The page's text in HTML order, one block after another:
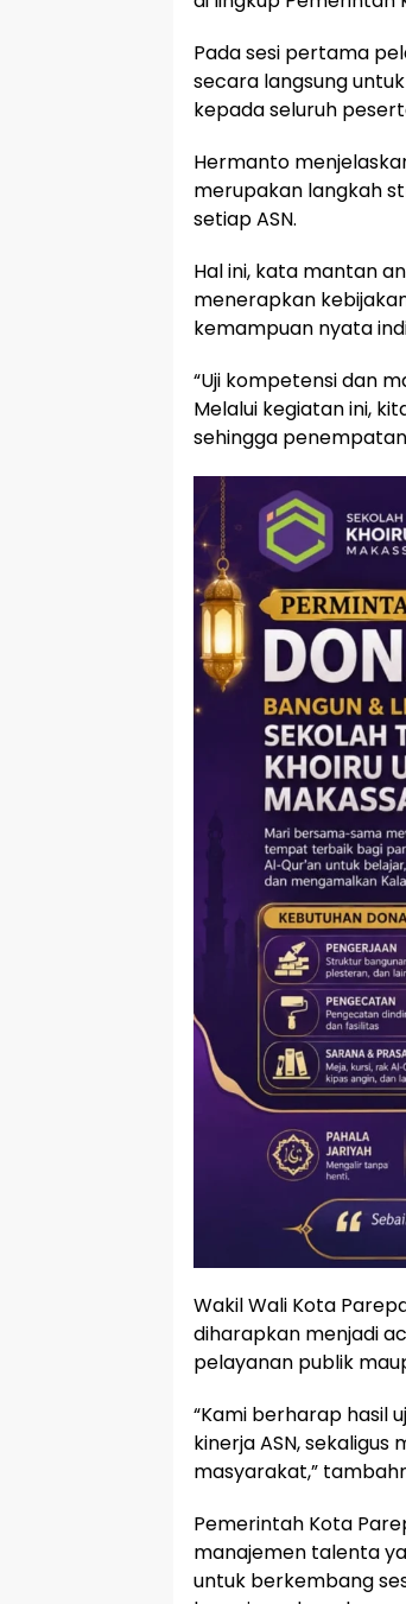
Pada sesi pertama
secara langsung
kepada seluruh
Hermanto
merupakan langkah
setiap ASN.
Hal ini, kata mantan
menerapkan
kemampuan nyata
“Uji kompetensi dan
Melalui kegiatan ini,
sehingga
Wakil Wali Kota
diharapkan menjadi
pelayanan publik
“Kami berharap hasil
kinerja ASN,
masyarakat,”
Pemerintah Kota
manajemen talenta
untuk berkembang